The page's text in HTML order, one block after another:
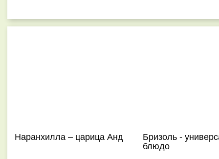
Наранхилла – царица Анд Бризоль -
блюдо